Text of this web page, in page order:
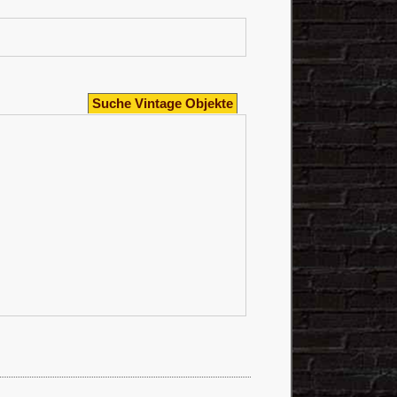
Suche Vintage Objekte